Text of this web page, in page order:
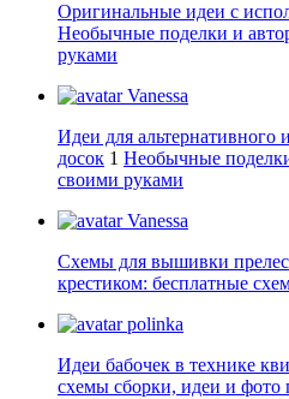
Оригинальные идеи с
Необычные поделки и
руками
Vanessa
Идеи для альтернативного
досок 1 Необычные
своими руками
Vanessa
Схемы для вышивки
крестиком: бесплатные
polinka
Идеи бабочек в технике
схемы сборки, идеи и фото